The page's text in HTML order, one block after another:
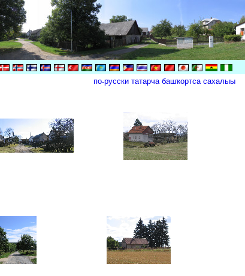
по-русски татарча башҡортса сахалыы